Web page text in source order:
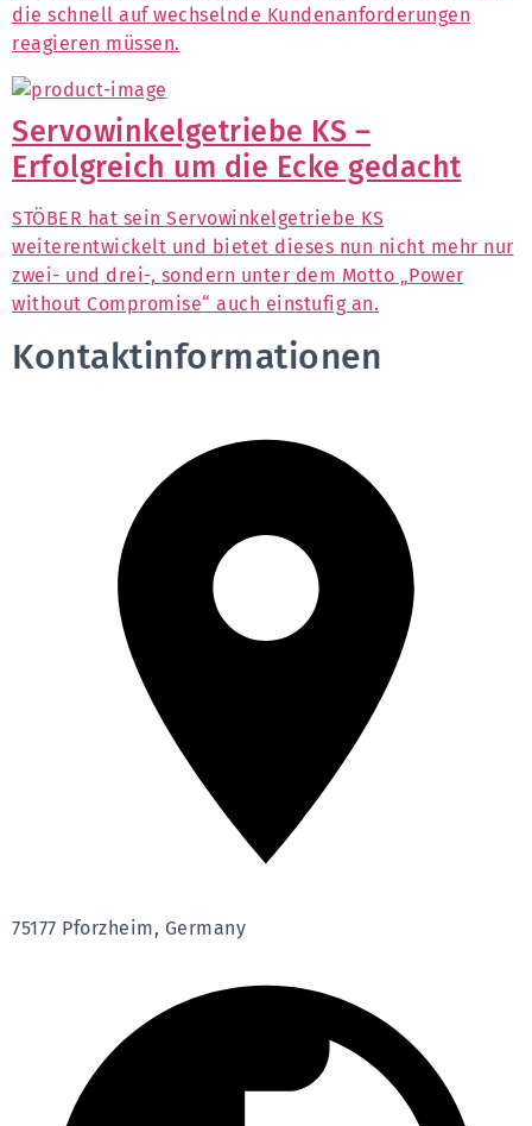
die schnell auf wechselnde Kundenanforderungen
reagieren müssen.
Servowinkelgetriebe KS –
Erfolgreich um die Ecke gedacht
STÖBER hat sein Servowinkelgetriebe KS
weiterentwickelt und bietet dieses nun nicht mehr nur
zwei- und drei-, sondern unter dem Motto „Power
without Compromise“ auch einstufig an.
Kontaktinformationen
75177 Pforzheim, Germany